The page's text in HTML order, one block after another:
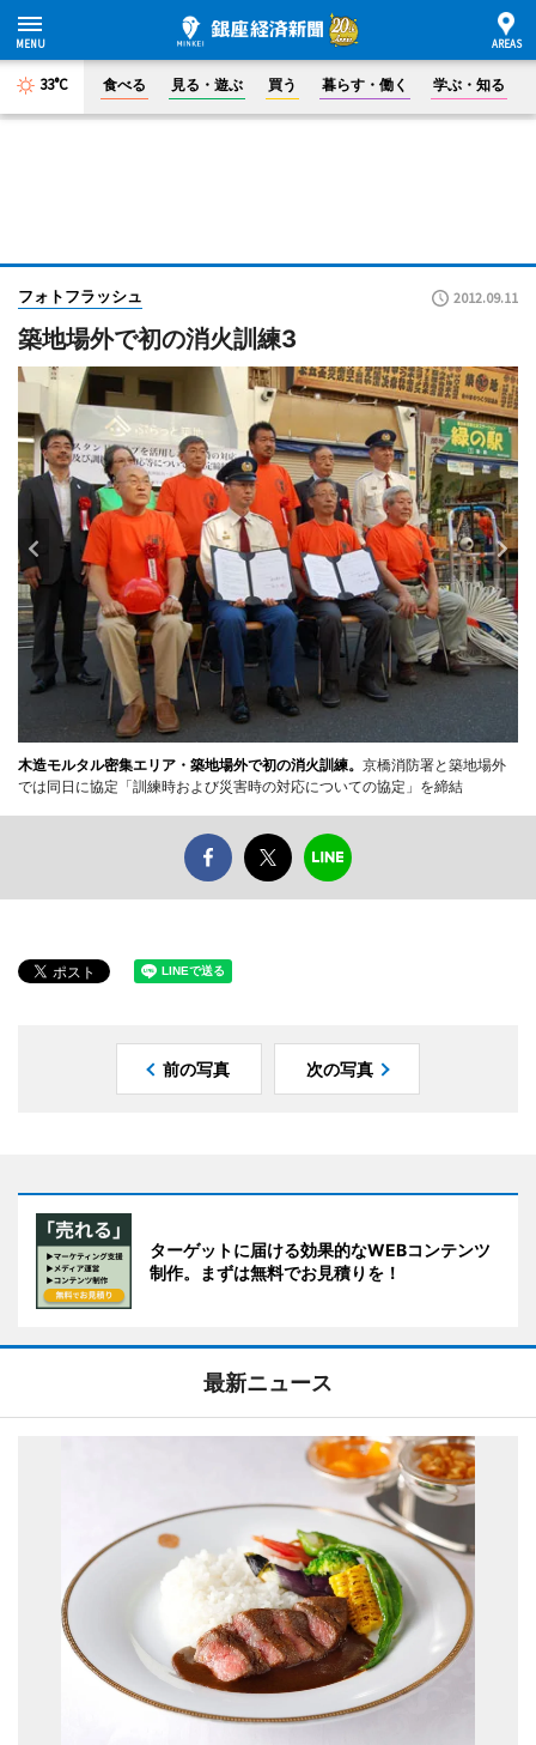
33°C 食べる 見る・遊ぶ 買う 暮らす・働く 学ぶ・知る
フォトフラッシュ 2012.09.11
築地場外で初の消火訓練3
木造モルタル密集エリア・築地場外で初の消火訓練。 京橋消防署と築地場外
では同日に協定「訓練時および災害時の対応についての協定」を締結
前の写真 次の写真
ターゲットに届ける効果的なWEBコンテンツ
制作。まずは無料でお見積りを！
最新ニュース